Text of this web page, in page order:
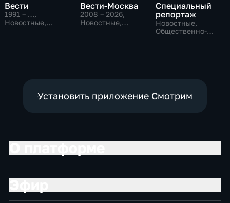
Вести
1991 – …,
Новостные,
Вести-Москва
2008 – 2026,
Новостные,
Специальный
репортаж
Новостные,
Общественно-
Установить приложение Смотрим